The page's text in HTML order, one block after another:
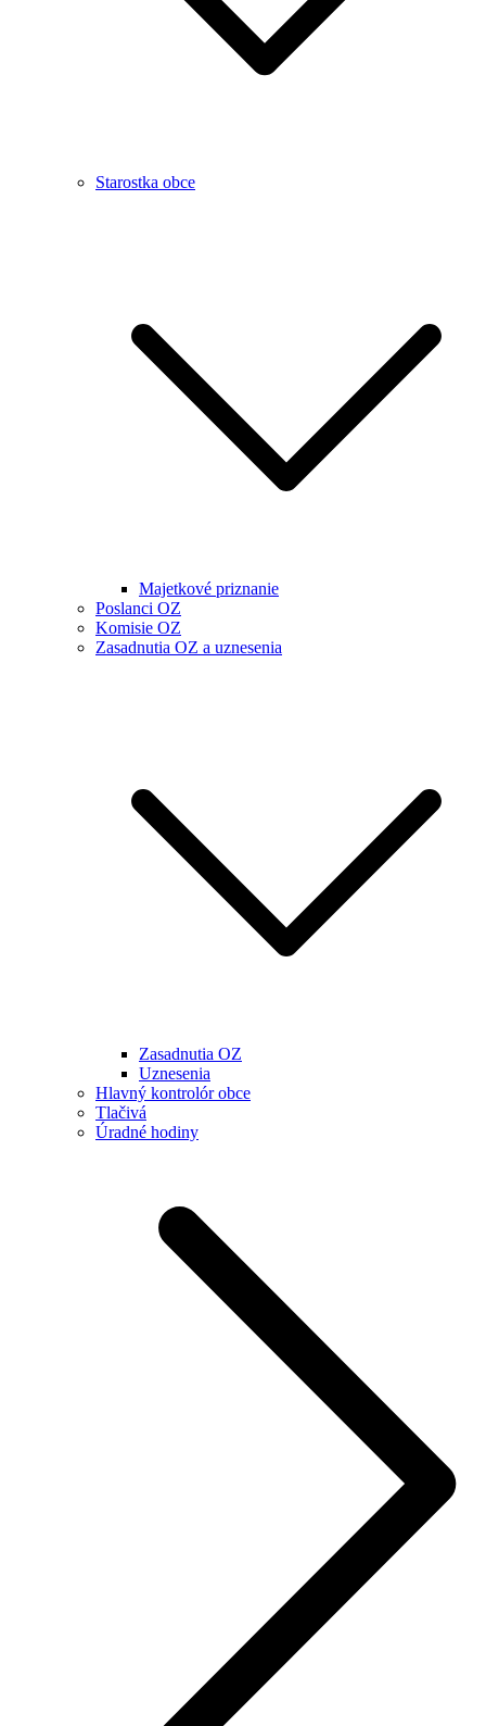
Starostka obce
Majetkové priznanie
Poslanci OZ
Komisie OZ
Zasadnutia OZ a uznesenia
Zasadnutia OZ
Uznesenia
Hlavný kontrolór obce
Tlačivá
Úradné hodiny